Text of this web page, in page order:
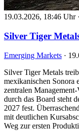
19.03.2026, 18:46 Uhr ·
Silver Tiger
Emerging Markets ·
Silver Tiger Metals
mexikanischen Sonora
zentralen
durch das Board steht
2027 fest.
mit deutlichen
Weg zur ersten